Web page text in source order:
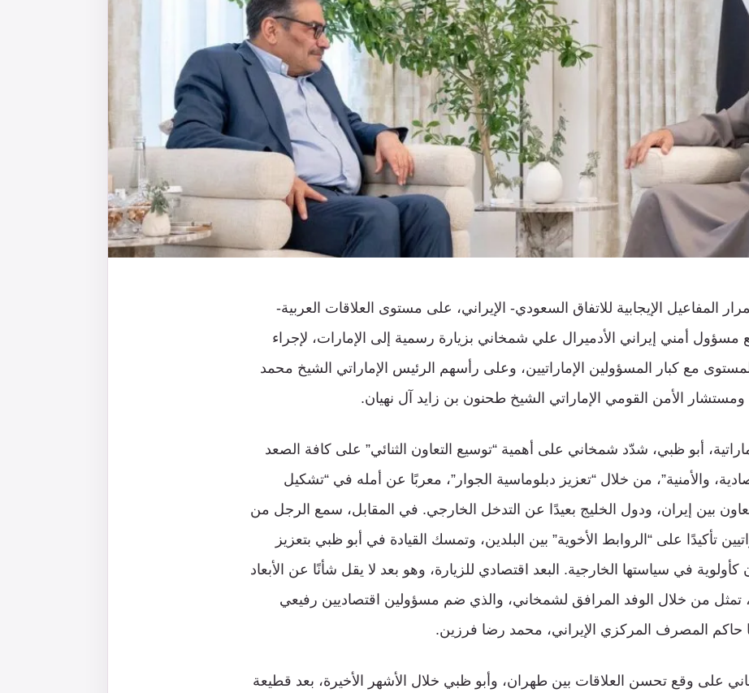
المفاعيل الإيجابية للاتفاق السعودي- الإيراني، على مستوى العلاقات العربية-
مسؤول أمني إيراني الأدميرال علي شمخاني بزيارة رسمية إلى الإمارات، لإجراء
مع كبار المسؤولين الإماراتيين، وعلى رأسهم الرئيس الإماراتي الشيخ محمد
ومستشار الأمن القومي الإماراتي الشيخ طحنون بن زايد آل نهيان.
أبو ظبي، شدّد شمخاني على أهمية “توسيع التعاون الثنائي” على كافة الصعد
والأمنية”، من خلال “تعزيز دبلوماسية الجوار”، معربًا عن أمله في “تشكيل
بين إيران، ودول الخليج بعيدًا عن التدخل الخارجي. في المقابل، سمع الرجل من
تأكيدًا على “الروابط الأخوية” بين البلدين، وتمسك القيادة في أبو ظبي بتعزيز
كأولوية في سياستها الخارجية. البعد اقتصادي للزيارة، وهو بعد لا يقل شأنًا عن الأبعاد
تمثل من خلال الوفد المرافق لشمخاني، والذي ضم مسؤولين اقتصاديين رفيعي
حاكم المصرف المركزي الإيراني، محمد رضا فرزين.
على وقع تحسن العلاقات بين طهران، وأبو ظبي خلال الأشهر الأخيرة، بعد قطيعة